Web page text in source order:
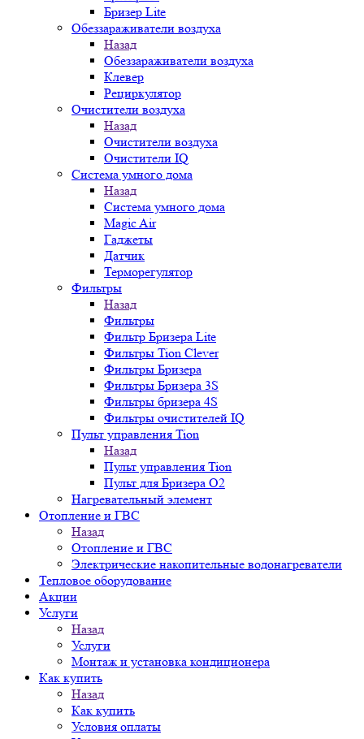
Бризер Lite
Обеззараживатели воздуха
Назад
Обеззараживатели воздуха
Клевер
Рециркулятор
Очистители воздуха
Назад
Очистители воздуха
Очистители IQ
Система умного дома
Назад
Система умного дома
Magic Air
Гаджеты
Датчик
Терморегулятор
Фильтры
Назад
Фильтры
Фильтр Бризера Lite
Фильтры Tion Clever
Фильтры Бризера
Фильтры Бризера 3S
Фильтры бризера 4S
Фильтры очистителей IQ
Пульт управления Tion
Назад
Пульт управления Tion
Пульт для Бризера O2
Нагревательный элемент
Отопление и ГВС
Назад
Отопление и ГВС
Электрические накопительные водонагреватели
Тепловое оборудование
Акции
Услуги
Назад
Услуги
Монтаж и установка кондиционера
Как купить
Назад
Как купить
Условия оплаты